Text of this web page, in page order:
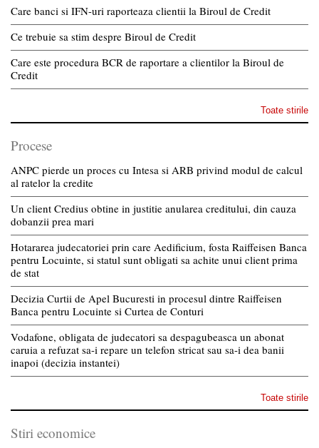
Care banci si IFN-uri raporteaza clientii la Biroul de Credit
Ce trebuie sa stim despre Biroul de Credit
Care este procedura BCR de raportare a clientilor la Biroul de
Credit
Toate stirile
Procese
ANPC pierde un proces cu Intesa si ARB privind modul de calcul
al ratelor la credite
Un client Credius obtine in justitie anularea creditului, din cauza
dobanzii prea mari
Hotararea judecatoriei prin care Aedificium, fosta Raiffeisen Banca
pentru Locuinte, si statul sunt obligati sa achite unui client prima
de stat
Decizia Curtii de Apel Bucuresti in procesul dintre Raiffeisen
Banca pentru Locuinte si Curtea de Conturi
Vodafone, obligata de judecatori sa despagubeasca un abonat
caruia a refuzat sa-i repare un telefon stricat sau sa-i dea banii
inapoi (decizia instantei)
Toate stirile
Stiri economice